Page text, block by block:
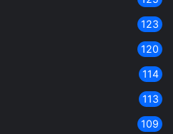
123
120
114
113
109